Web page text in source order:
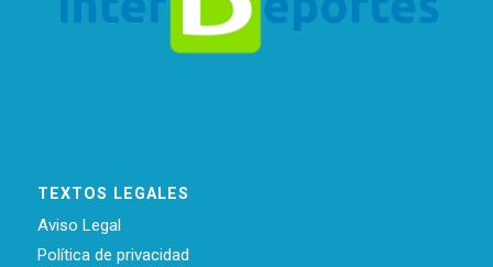
TEXTOS LEGALES
Aviso Legal
Política de privacidad